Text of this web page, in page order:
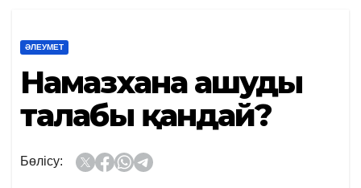
ӘЛЕУМЕТ
Намазхана ашудың
талабы қандай?
Бөлісу: